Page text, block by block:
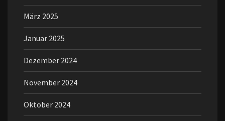
März 2025
Januar 2025
Dezember 2024
November 2024
Oktober 2024